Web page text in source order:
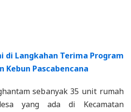
di Langkahan Terima Program
Kebun Pascabencana
sebanyak 35 unit rumah
yang ada di Kecamatan